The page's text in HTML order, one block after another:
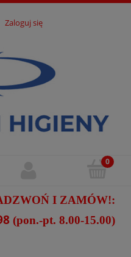
Zaloguj się
I ZAMÓW!:
(pon.-pt. 8.00-15.00)